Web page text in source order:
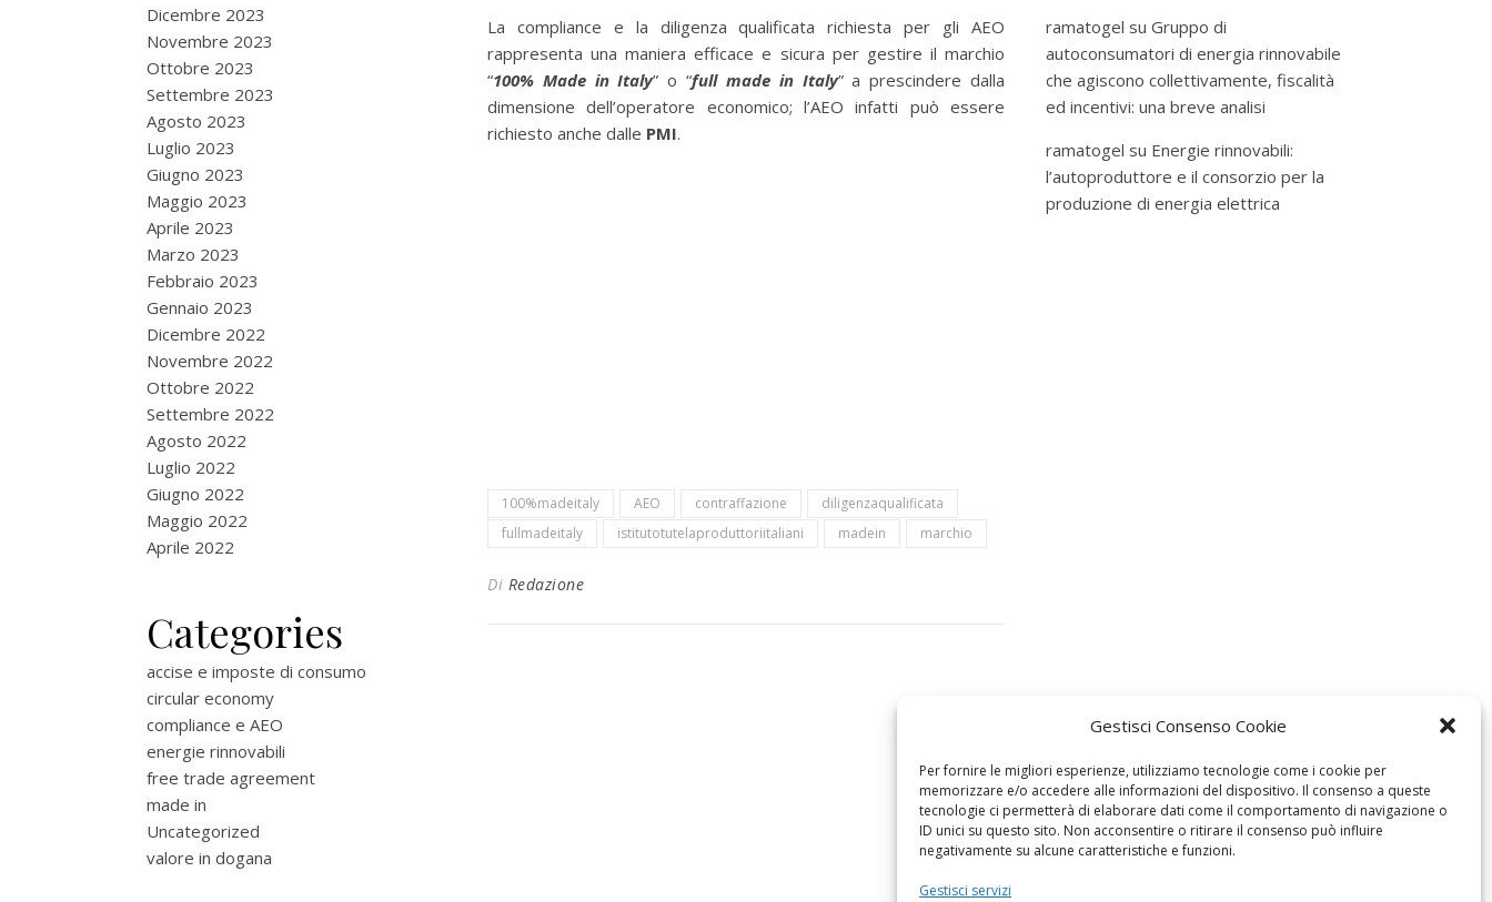
Gestisci Consenso Cookie
Per fornire le migliori esperienze, utilizziamo tecnologie come i cookie per
memorizzare e/o accedere alle informazioni del dispositivo. Il consenso a queste
tecnologie ci permetterà di elaborare dati come il comportamento di navigazione o
ID unici su questo sito. Non acconsentire o ritirare il consenso può influire
negativamente su alcune caratteristiche e funzioni.
Gestisci servizi
Dicembre 2023
Novembre 2023
Ottobre 2023
Settembre 2023
Agosto 2023
Luglio 2023
Giugno 2023
Maggio 2023
Aprile 2023
Marzo 2023
Febbraio 2023
Gennaio 2023
Dicembre 2022
Novembre 2022
Ottobre 2022
Settembre 2022
Agosto 2022
Luglio 2022
Giugno 2022
Maggio 2022
Aprile 2022
Categories
accise e imposte di consumo
circular economy
compliance e AEO
energie rinnovabili
free trade agreement
made in
Uncategorized
valore in dogana
La compliance e la diligenza qualificata richiesta per gli AEO
rappresenta una maniera efficace e sicura per gestire il marchio
“100% Made in Italy” o “full made in Italy” a prescindere dalla
dimensione dell’operatore economico; l’AEO infatti può essere
richiesto anche dalle PMI.
100%madeitaly AEO contraffazione
diligenzaqualificata
fullmadeitaly
istitutotutelaproduttoriitaliani madein marchio
Di Redazione
ramatogel su Gruppo di
autoconsumatori di energia rinnovabile
che agiscono collettivamente, fiscalità
ed incentivi: una breve analisi
ramatogel su Energie rinnovabili:
l’autoproduttore e il consorzio per la
produzione di energia elettrica